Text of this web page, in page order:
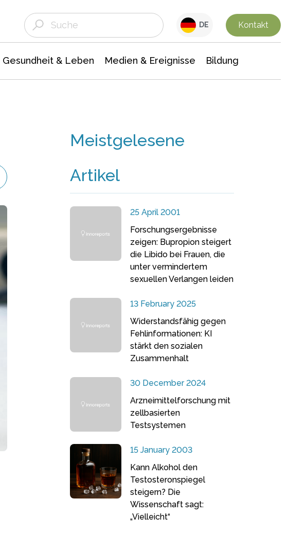
DE Kontakt
Gesundheit & Leben Medien & Ereignisse Bildung
Meistgelesene
Artikel
25 April 2001
Forschungsergebnisse
zeigen: Bupropion steigert
die Libido bei Frauen, die
unter vermindertem
sexuellen Verlangen leiden
13 February 2025
Widerstandsfähig gegen
Fehlinformationen: KI
stärkt den sozialen
Zusammenhalt
30 December 2024
Arzneimittelforschung mit
zellbasierten
Testsystemen
15 January 2003
Kann Alkohol den
Testosteronspiegel
steigern? Die
Wissenschaft sagt:
„Vielleicht“